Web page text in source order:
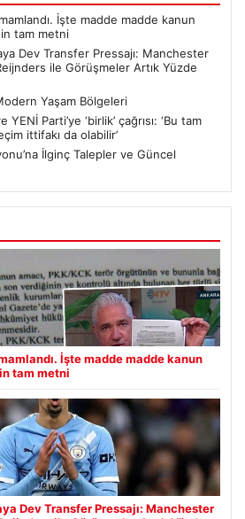
İşte madde madde kanun
tam metni
Dev Transfer Pressajı: Manchester
ile Görüşmeler Artık Yüzde
Yaşam Bölgeleri
YENİ Parti’ye ‘birlik’ çağrısı: ‘Bu tam
ittifakı da olabilir’
İlginç Talepler ve Güncel
İşte madde madde kanun
tam metni
Dev Transfer Pressajı: Manchester